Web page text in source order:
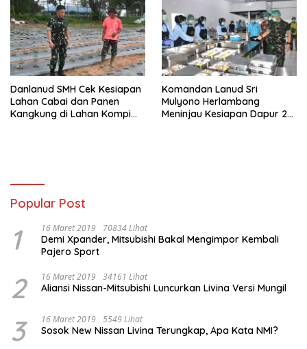
Serta Emergency Response
Plan
Danlanud SMH Cek Kesiapan
Lahan Cabai dan Panen
Kangkung di Lahan Kompi
Komandan Lanud Sri
Mulyono Herlambang
Meninjau Kesiapan Dapur 2
Popular Post
1 16 Maret 2019 70834 Lihat
Demi Xpander, Mitsubishi Bakal Mengimpor Kembali
Pajero Sport
2 16 Maret 2019 34161 Lihat
Aliansi Nissan-Mitsubishi Luncurkan Livina Versi Mungil
3 16 Maret 2019 5549 Lihat
Sosok New Nissan Livina Terungkap, Apa Kata NMI?